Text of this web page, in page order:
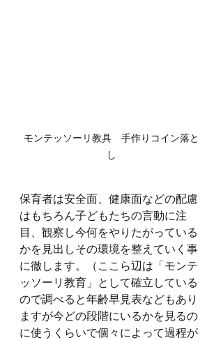
モンテッソーリ教具　手作りコイン落と
し
保育者は安全面、健康面などの配慮
はもちろん子どもたちの言動に注
目、観察し今何をやりたがっている
かを見出しその環境を整えていく事
に徹します。（ここら辺は「モンテ
ッソーリ教育」として確立している
ので調べると年齢早見表などもあり
ますが今どの段階にいるかを見るの
に使うくらいで個々によって過程が